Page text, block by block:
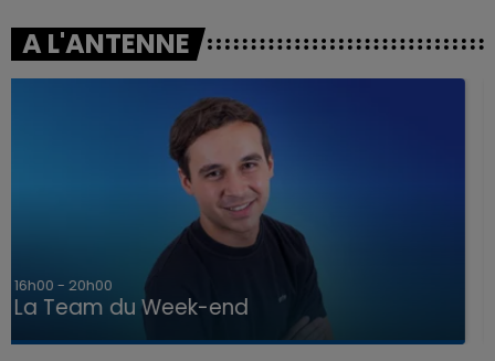
A L'ANTENNE
7h00 - 12h00
La Team du Week-end